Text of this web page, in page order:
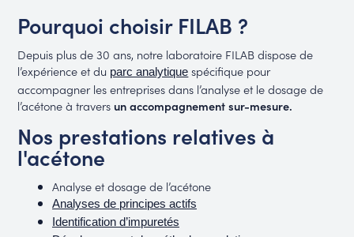
Pourquoi choisir FILAB ?
Depuis plus de 30 ans, notre laboratoire FILAB dispose de
l’expérience et du parc analytique spécifique pour
accompagner les entreprises dans l’analyse et le dosage de
l’acétone à travers un accompagnement sur-mesure.
Nos prestations relatives à
l'acétone
Analyse et dosage de l’acétone
Analyses de principes actifs
Identification d’impuretés